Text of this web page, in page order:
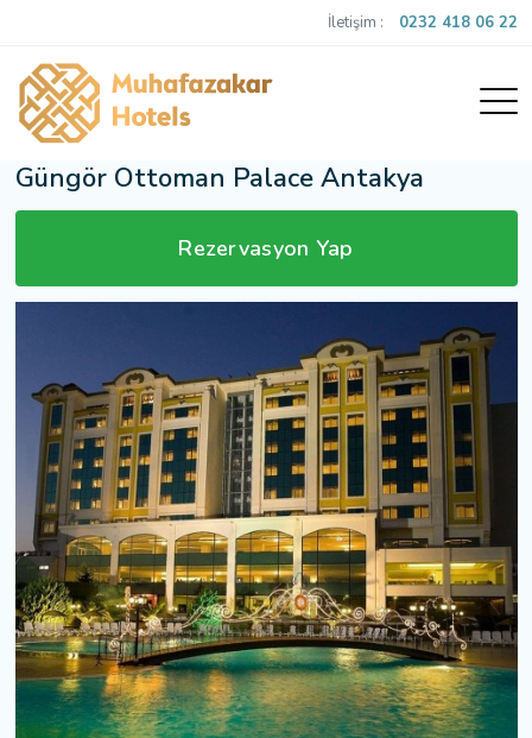
İletişim : 0232 418 06 22
Güngör Ottoman Palace Antakya
Rezervasyon Yap